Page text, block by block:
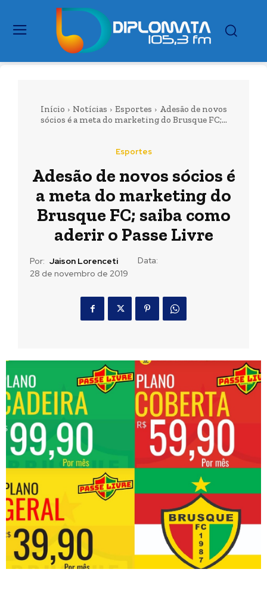
Início Notícias Esportes
Adesão de novos
sócios é a meta do marketing do Brusque FC;...
Esportes
Adesão de novos sócios é
a meta do marketing do
Brusque FC; saiba como
aderir o Passe Livre
Por: Jaison Lorenceti
Data:
28 de novembro de 2019